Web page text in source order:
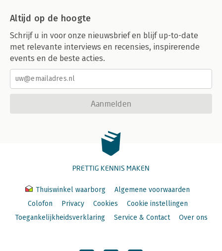
Altijd op de hoogte
Schrijf u in voor onze nieuwsbrief en blijf up-to-date
met relevante interviews en recensies, inspirerende
events en de beste acties.
Aanmelden
PRETTIG KENNIS MAKEN
Thuiswinkel waarborg
Algemene voorwaarden
Colofon
Privacy Cookies
Cookie instellingen
Toegankelijkheidsverklaring
Service & Contact Over ons